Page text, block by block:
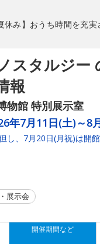
休み】おうち時間を充
スタルジー
報
物館 特別展示室
年7月11日(土)～8
し、7月20日(月祝)は開
展示会
開催期間など